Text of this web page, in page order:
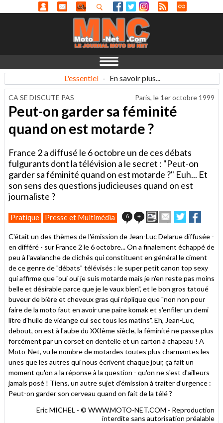
L'essentiel - En savoir plus...
CA SE DISCUTE PAS Paris, le 1er octobre 1999
Peut-on garder sa féminité
quand on est motarde ?
France 2 a diffusé le 6 octobre un de ces débats
fulgurants dont la télévision a le secret : "Peut-on
garder sa féminité quand on est motarde ?" Euh... Et
son sens des questions judicieuses quand on est
journaliste ?
Pratique Presse et Multimédia 6 + ImprimerEnvoyer
cet
à
un
ami
Partager
sur
sur
C'était un des thèmes de l'émission de Jean-Luc Delarue diffusée -
en différé - sur France 2 le 6 octobre... On a finalement échappé de
peu à l'avalanche de clichés qui constituent en général le ciment
de ce genre de "débats" télévisés : le super petit canon top sexy
qui affirme que "oui oui je suis motarde mais je n'en reste pas moins
belle et désirable parce que je le vaux bien", et le bon gros tatoué
buveur de bière et cheveux gras qui réplique que "non non pour
faire de la moto faut en avoir une paire komak et s'enfiler un demi
litre d'huile de vidange cul sec tous les matins". Eh, Jean-Luc,
debout, on est à l'aube du XXIème siècle, la féminité ne passe plus
forcément par un corset en dentelle et un carton à chapeau ! A
Moto-Net, vu le nombre de motardes toutes plus charmantes les
unes que les autres qui nous écrivent chaque jour, ça fait un
moment qu'on a la réponse à la question - qu'on ne s'est d'ailleurs
jamais posé ! Tiens, un autre sujet d'émission à traiter d'urgence :
Peut-on garder son cerveau quand on fait de la télé ?
Eric MICHEL - © WWW.MOTO-NET.COM - Reproduction
interdite sans autorisation préalable